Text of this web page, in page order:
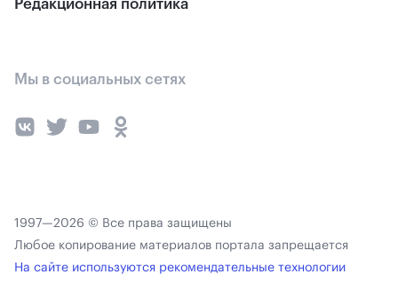
Редакционная политика
Мы в социальных сетях
1997—2026 © Все права защищены
Любое копирование материалов портала запрещается
На сайте используются рекомендательные технологии